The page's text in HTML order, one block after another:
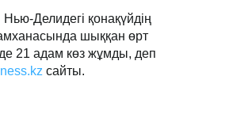
Делидегі қонақүйдің
шыққан өрт
21 адам көз жұмды, деп
сайты.